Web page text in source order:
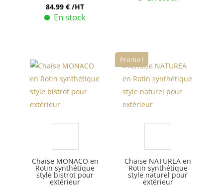
84.99€ /HT
En stock
Chaise MONACO en
Rotin synthétique
style bistrot pour
extérieur
Promo !
Chaise NATUREA en
Rotin synthétique
style naturel pour
extérieur